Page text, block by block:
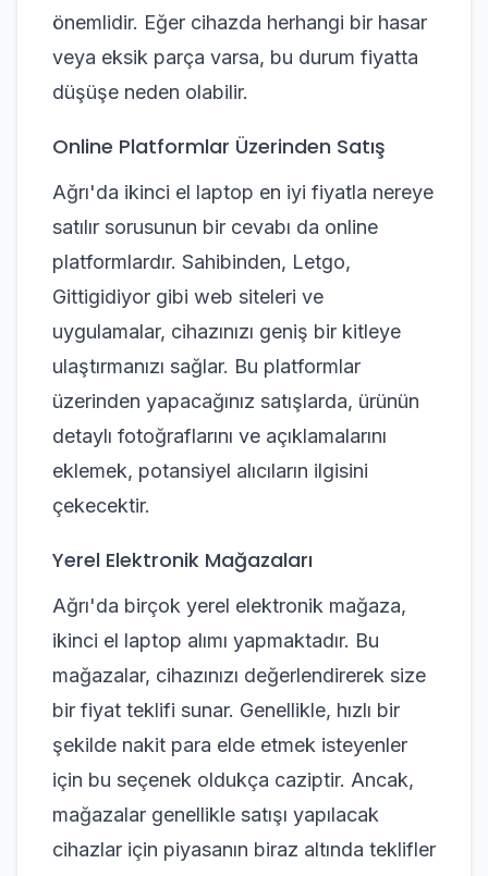
önemlidir. Eğer cihazda herhangi bir hasar
veya eksik parça varsa, bu durum fiyatta
düşüşe neden olabilir.
Online Platformlar Üzerinden Satış
Ağrı'da ikinci el laptop en iyi fiyatla nereye
satılır sorusunun bir cevabı da online
platformlardır. Sahibinden, Letgo,
Gittigidiyor gibi web siteleri ve
uygulamalar, cihazınızı geniş bir kitleye
ulaştırmanızı sağlar. Bu platformlar
üzerinden yapacağınız satışlarda, ürünün
detaylı fotoğraflarını ve açıklamalarını
eklemek, potansiyel alıcıların ilgisini
çekecektir.
Yerel Elektronik Mağazaları
Ağrı'da birçok yerel elektronik mağaza,
ikinci el laptop alımı yapmaktadır. Bu
mağazalar, cihazınızı değerlendirerek size
bir fiyat teklifi sunar. Genellikle, hızlı bir
şekilde nakit para elde etmek isteyenler
için bu seçenek oldukça caziptir. Ancak,
mağazalar genellikle satışı yapılacak
cihazlar için piyasanın biraz altında teklifler